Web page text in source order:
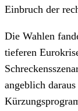
Einbruch der
Die Wahlen
tieferen
angeblich